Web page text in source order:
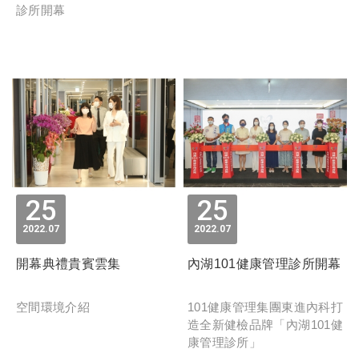
診所開幕
25
07
2022
開幕典禮貴賓雲集
空間環境介紹
25
07
2022
內湖101健康管理診所開幕
101健康管理集團東進內科打
造全新健檢品牌「內湖101健
康管理診所」